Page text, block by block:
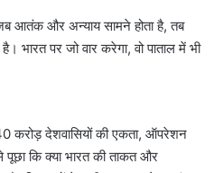
आतंक और अन्याय सामने होता है, तब
भारत पर जो वार करेगा, वो पाताल में भी
करोड़ देशवासियों की एकता, ऑपरेशन
कि क्या भारत की ताकत और